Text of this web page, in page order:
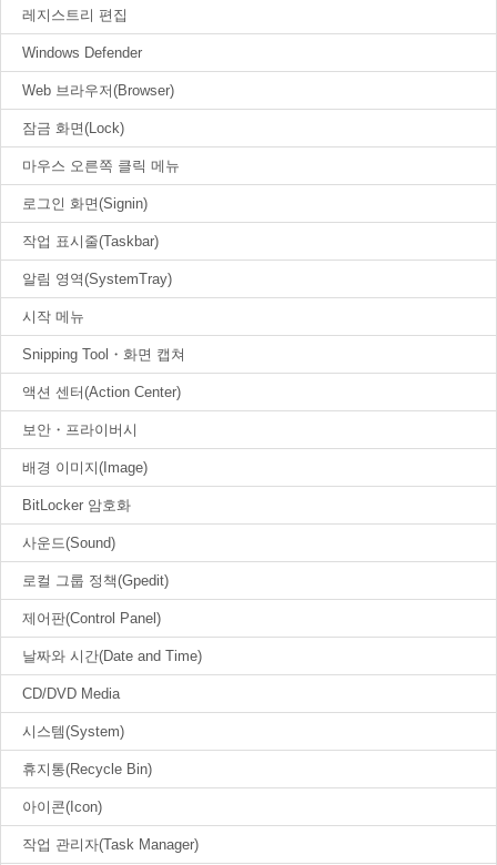
레지스트리 편집
Windows Defender
Web 브라우저(Browser)
잠금 화면(Lock)
마우스 오른쪽 클릭 메뉴
로그인 화면(Signin)
작업 표시줄(Taskbar)
알림 영역(SystemTray)
시작 메뉴
Snipping Tool・화면 캡쳐
액션 센터(Action Center)
보안・프라이버시
배경 이미지(Image)
BitLocker 암호화
사운드(Sound)
로컬 그룹 정책(Gpedit)
제어판(Control Panel)
날짜와 시간(Date and Time)
CD/DVD Media
시스템(System)
휴지통(Recycle Bin)
아이콘(Icon)
작업 관리자(Task Manager)